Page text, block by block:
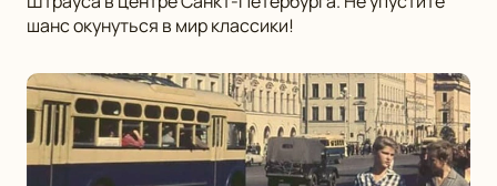
шанс окунуться в мир классики!